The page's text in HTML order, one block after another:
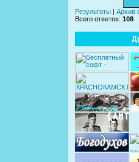
Результаты
Архив
Всего ответов: 108